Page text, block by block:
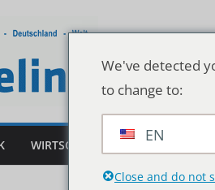
WIRTSCHAFT DEUTSCHLAND
We've detected
to change to:
EN
Close and do not